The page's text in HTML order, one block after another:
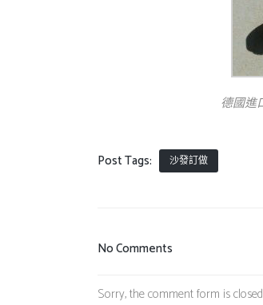
德國進
Post Tags: 沙發訂做
No Comments
Sorry, the comment form is